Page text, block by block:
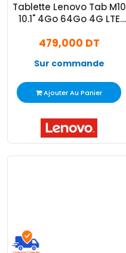
Tablette Lenovo Tab M10
10.1" 4Go 64Go 4G LTE
479,000 DT
Sur commande
Ajouter Au Panier